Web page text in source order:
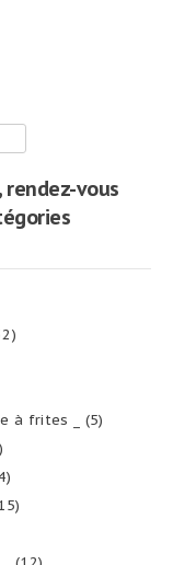
rendez-vous
à frites _
(5)